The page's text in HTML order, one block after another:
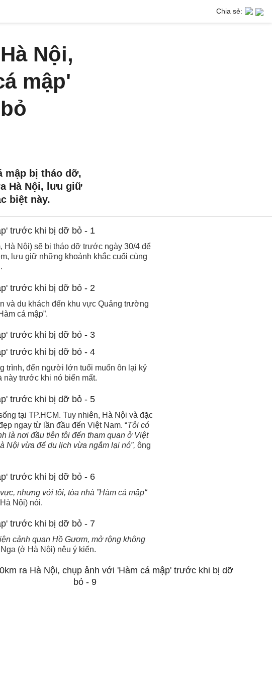
Chia sẻ:
Nội,
mập'
mập bị tháo dỡ,
Hà Nội, lưu giữ
biệt này.
Hà Nội) sẽ bị tháo dỡ trước ngày 30/4 để
lưu giữ những khoảnh khắc cuối cùng
và du khách đến khu vực Quảng trường
cá mập”.
trình, đến người lớn tuổi muốn ôn lại kỷ
này trước khi nó biến mất.
tại TP.HCM. Tuy nhiên, Hà Nội và đặc
ngay từ lần đầu đến Việt Nam. “Tôi có
là nơi đầu tiên tôi đến tham quan ở Việt
Nội vừa để du lịch vừa ngắm lại nó”, ông
nhưng với tôi, tòa nhà ”Hàm cá mập“
Nội) nói.
cảnh quan Hồ Gươm, mở rộng không
(ở Hà Nội) nêu ý kiến.